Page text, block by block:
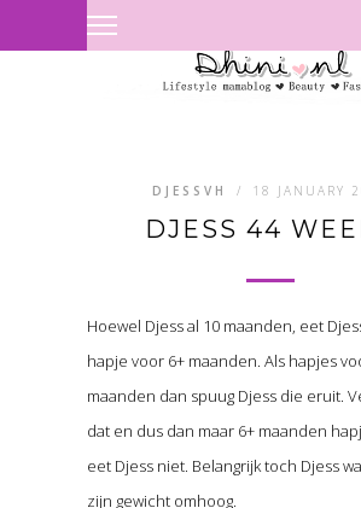
DJESSVH / 18 JANUARY
DJESS 44
Hoewel Djess al 10 maanden, eet
hapje voor 6+ maanden. Als hapjes
maanden dan spuug Djess die eruit.
dat en dus dan maar 6+ maanden
eet Djess niet. Belangrijk toch Djess
zijn gewicht omhoog.